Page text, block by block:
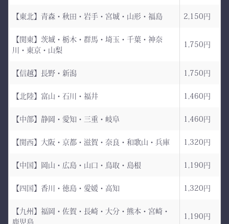
統の一着 ― 武州金橋
8800 木綿袴 ―
縫製工場
日本が誇る伝統織物 武州
金橋（8800番手 木綿生
袴。
産素材。
ただ運ぶための袋ではあり
これは、
とうための竹刀袋。
持つだけで気持ちが引き締
負のスイッチが入る。
――その一本を、あなたの
手に。
【東北】青森・秋田・岩手・宮城・山形・福島 2,150円
【関東】茨城・栃木・群馬・埼玉・千葉・神奈
川・東京・山梨
1,750円
【信越】長野・新潟 1,750円
【北陸】富山・石川・福井 1,460円
【中部】静岡・愛知・三重・岐阜 1,460円
【関西】大阪・京都・滋賀・奈良・和歌山・兵庫 1,320円
【中国】岡山・広島・山口・鳥取・島根 1,190円
【四国】香川・徳島・愛媛・高知 1,320円
【九州】福岡・佐賀・長崎・大分・熊本・宮崎・
鹿児島
1,190円